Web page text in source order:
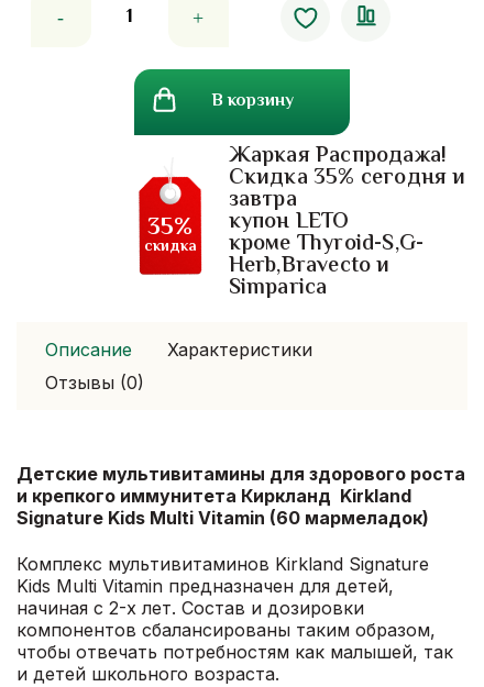
товара
мультивитамины
Kids
Vitamin
В корзину
Жаркая Распродажа!
Скидка 35% сегодня и
завтра
купон LETO
кроме Thyroid-S,G-
Herb,Bravecto и
Simparica
35%
скидка
Описание
Характеристики
Отзывы (0)
Детские мультивитамины для здорового роста
и крепкого иммунитета Киркланд Kirkland
Signature Kids Multi Vitamin (60 мармеладок)
Комплекс мультивитаминов Kirkland Signature
Kids Multi Vitamin предназначен для детей,
начиная с 2-х лет. Состав и дозировки
компонентов сбалансированы таким образом,
чтобы отвечать потребностям как малышей, так
и детей школьного возраста.